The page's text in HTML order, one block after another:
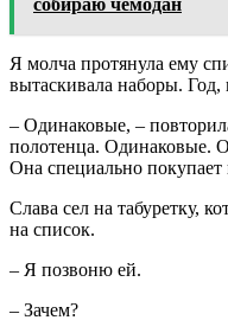
Я молча протянула ему
вытаскивала наборы. Год,
– Одинаковые, –
полотенца. Одинаковые.
Она специально
Слава сел на табуретку,
на список.
– Я позвоню ей.
– Зачем?